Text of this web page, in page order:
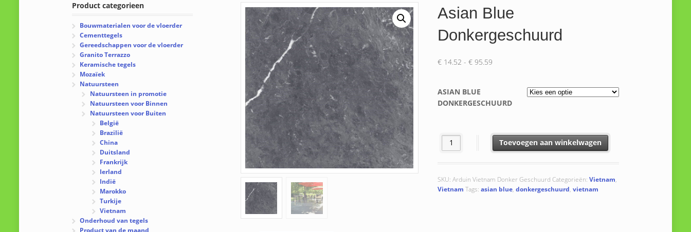
Asian Blue
Donkergeschuurd
€14.52 - €95.59Prijsklasse:
ASIAN BLUE
DONKERGESCHUURD
Asian Blue Donkergeschuurd aantalToevoegen aan winkelwagen
SKU: Arduin Vietnam Donker Geschuurd Categorieën: Vietnam,
Vietnam Tags: asian blue, donkergeschuurd, vietnam
Product categorieen
Bouwmaterialen voor de vloerder
Cementtegels
Gereedschappen voor de vloerder
Granito Terrazzo
Keramische tegels
Mozaïek
Natuursteen
Natuursteen in promotie
Natuursteen voor Binnen
Natuursteen voor Buiten
België
Brazilië
China
Duitsland
Frankrijk
Ierland
Indië
Marokko
Turkije
Vietnam
Onderhoud van tegels